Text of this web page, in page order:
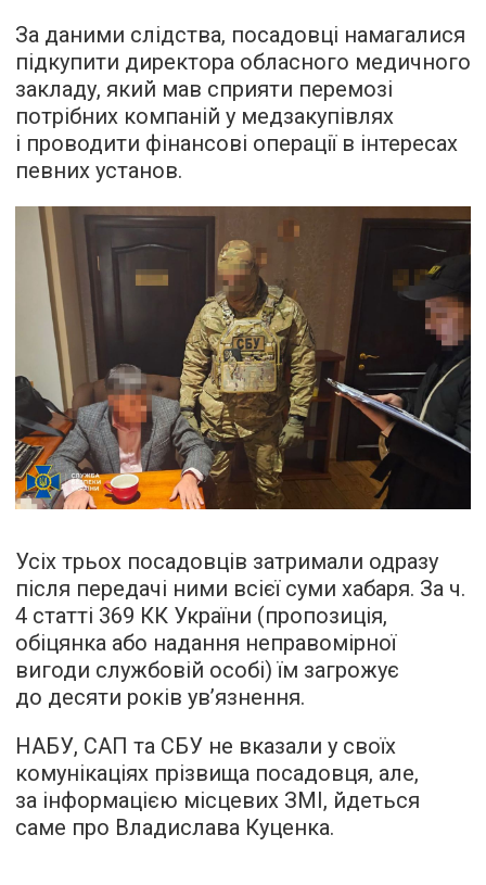
За даними слідства, посадовці намагалися
підкупити директора обласного медичного
закладу, який мав сприяти перемозі
потрібних компаній у медзакупівлях
і проводити фінансові операції в інтересах
певних установ.
Усіх трьох посадовців затримали одразу
після передачі ними всієї суми хабаря. За ч.
4 статті 369 КК України (пропозиція,
обіцянка або надання неправомірної
вигоди службовій особі) їм загрожує
до десяти років ув’язнення.
НАБУ, САП та СБУ не вказали у своїх
комунікаціях прізвища посадовця, але,
за інформацією місцевих ЗМІ, йдеться
саме про Владислава Куценка.